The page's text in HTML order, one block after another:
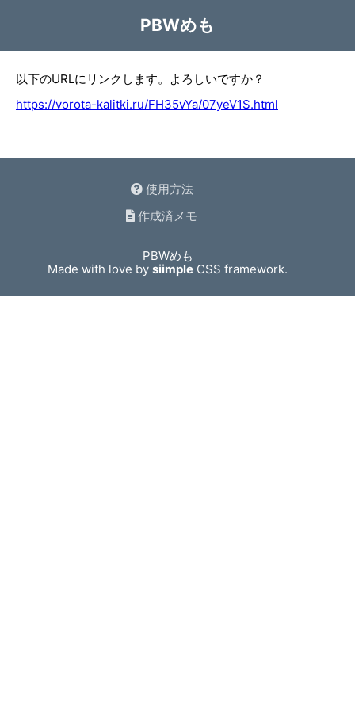
PBWめも
以下のURLにリンクします。よろしいですか？
https://vorota-kalitki.ru/FH35vYa/07yeV1S.html
使用方法
作成済メモ
PBWめも
Made with love bysiimple CSS framework.